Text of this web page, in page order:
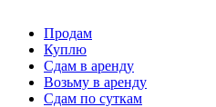
Продам
Куплю
Сдам в аренду
Возьму в аренду
Сдам по суткам